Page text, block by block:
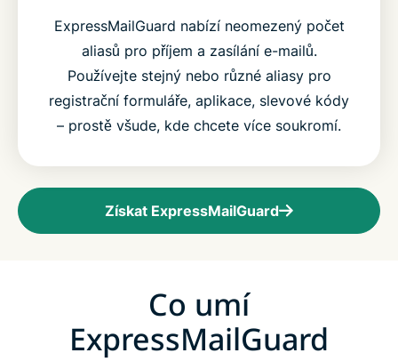
ExpressMailGuard nabízí neomezený počet
aliasů pro příjem a zasílání e-mailů.
Používejte stejný nebo různé aliasy pro
registrační formuláře, aplikace, slevové kódy
– prostě všude, kde chcete více soukromí.
Získat ExpressMailGuard
Co umí
ExpressMailGuard